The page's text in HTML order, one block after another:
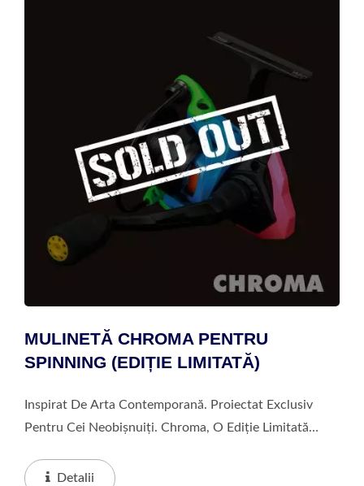
MULINETĂ CHROMA PENTRU
SPINNING (EDIȚIE LIMITATĂ)
Inspirat De Arta Contemporană. Proiectat Exclusiv
Pentru Cei Neobișnuiți. Chroma, O Ediție Limitată
Urban. Fiecare Parte Este Șlefuită Și Vopsită...
Detalii